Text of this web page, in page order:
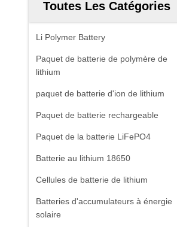
Toutes Les Catégories
Li Polymer Battery
Paquet de batterie de polymère de
lithium
paquet de batterie d'ion de lithium
Paquet de batterie rechargeable
Paquet de la batterie LiFePO4
Batterie au lithium 18650
Cellules de batterie de lithium
Batteries d'accumulateurs à énergie
solaire